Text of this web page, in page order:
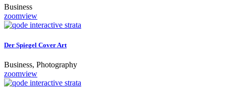
Business
zoomview
Der Spiegel Cover Art
Business, Photography
zoomview